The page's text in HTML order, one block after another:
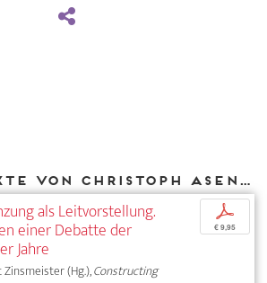
Weitere Texte von Christoph Asendorf bei DIAPHANES
als Leitvorstellung.
einer Debatte der
Jahre
(Hg.),Constructing
p
€ 9,95